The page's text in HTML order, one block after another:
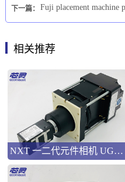
下一篇： Fuji placement machine
相关推荐
NXT 一二代元件相机 UG00601